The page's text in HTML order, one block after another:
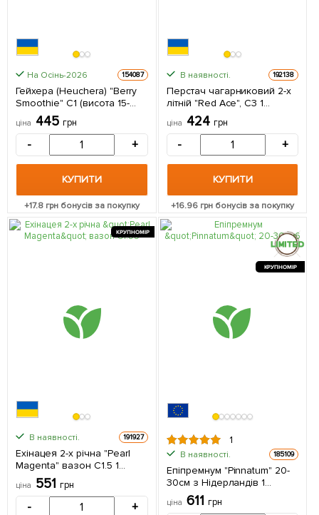
На Осінь-2026 154087
Гейхера (Heuchera) "Berry
Smoothie" С1 (висота 15-
30см) 1 саджанець в
упаковці
ціна 445 грн
- +
КУПИТИ
+17.8 грн бонусів за покупку
В наявності. 192138
Перстач чагарниковий 2-х
літній "Red Ace", С3 1
саджанець в упаковці
ціна 424 грн
- +
КУПИТИ
+16.96 грн бонусів за покупку
КРУПНОМІР
В наявності. 191927
Ехінацея 2-х річна "Pearl
Magenta" вазон С1.5 1
саджанець в упаковці
ціна 551 грн
- +
КРУПНОМІР
1
В наявності. 185109
Епіпремнум "Pinnatum" 20-
30см з Нідерландів 1
саджанець в упаковці
ціна 611 грн